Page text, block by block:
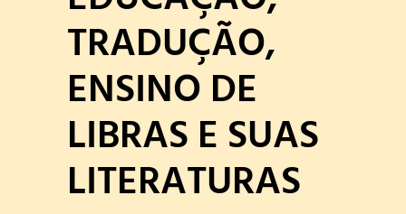
Ex-coordenadores
Colegiado do Curso
Núcleo Docente Estruturante
Docentes
TRADUÇÃO,
ENSINO DE
LIBRAS E SUAS
LITERATURAS